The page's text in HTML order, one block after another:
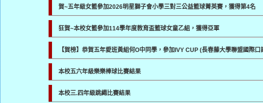
賀~五年級女籃參加2026明星獅子會小學三對三公益籃球菁英賽，獲得第4名
狂賀~本校女籃參加114學年度教育盃籃球女童乙組，獲得亞軍
【賀榜】恭賀五年愛班黃組何O中同學，參加IVY CUP (長春藤大學聯盟國際
本校五六年級樂樂棒球比賽結果
本校三.四年級跳繩比賽結果